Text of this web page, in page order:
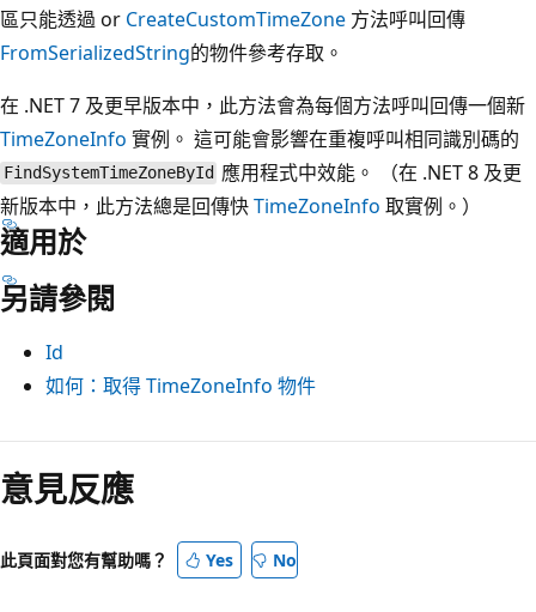
區只能透過 or CreateCustomTimeZone 方法呼叫回傳
FromSerializedString的物件參考存取。
在 .NET 7 及更早版本中，此方法會為每個方法呼叫回傳一個新
TimeZoneInfo 實例。 這可能會影響在重複呼叫相同識別碼的
FindSystemTimeZoneById 應用程式中效能。 （在 .NET 8 及更
新版本中，此方法總是回傳快TimeZoneInfo 取實例。）
適用於
另請參閱
Id
如何：取得 TimeZoneInfo 物件
閱
讀
模
已
意見反應
此頁面對您有幫助嗎？ Yes No